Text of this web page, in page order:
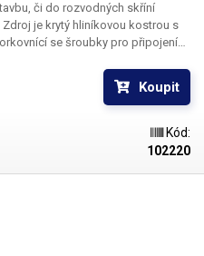
či do rozvodných skříní
je krytý hliníkovou kostrou s
se šroubky pro připojení
ochranou proti zkratu.
je i LED
své malé velikosti lze tento
USB
Koupit
Kód:
102220